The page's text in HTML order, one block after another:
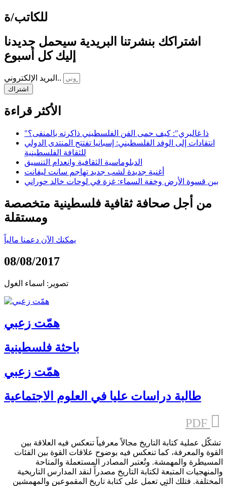
للكاتب/ة
اشتراكك بنشرتنا البريدية سيحمل جديدنا
إليك كل أسبوع
البريد الإلكتروني..
اشتراك
الأكثر قراءة
"ذا غاليري": كيف حمى الفن الفلسطيني ذاكرته بالمنفى؟
انتقادات إلى الوفد الفلسطيني: إسبانيا تفتتح المنتدى الدولي
للثقافة الفلسطينية
الدبلوماسية الثقافية وانعدام التنسيق
أغنية جديدة لشب جديد تهاجم سانت ليفانت
بين قسوة الأرض وخفة السماء: غزة في لوحات خالد حوراني
من أجل صحافة ثقافية فلسطينية متخصصة
ومستقلة
يمكنك الآن دعمنا مالياً
08/08/2017
تصوير: اسماء الغول
همّت زعبي
باحثة فلسطينية
همّت زعبي
طالبة دراسات عليا في العلوم الاجتماعية
تشكّل عملية كتابة التاريخ مجالاً معرفياً تنعكس فيه العلاقة بين
القوة والمعرفة، كما تنعكس فيه بوضوح علاقات القوة بين الفئات
المسيطرة والمهمشة. وتُعتبر المصادر المستعملة والمتاحة
والمنهجيات المتبعة لكتابة التاريخ مصدراً لنقد المدارس التاريخية
المختلفة. فتلك التي تعمل على كتابة تاريخ المقموعين والمهمشين